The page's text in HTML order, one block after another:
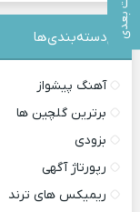
دسته‌بندی‎‌‌ها
آهنگ پیشواز
برترین گلچین ها
بزودی
رپورتاژ آگهی
ریمیکس های ترند